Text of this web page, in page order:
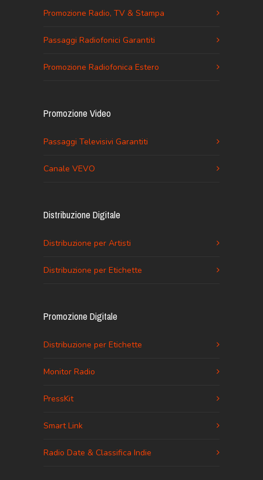
Promozione Radio, TV & Stampa
Passaggi Radiofonici Garantiti
Promozione Radiofonica Estero
Promozione Video
Passaggi Televisivi Garantiti
Canale VEVO
Distribuzione Digitale
Distribuzione per Artisti
Distribuzione per Etichette
Promozione Digitale
Distribuzione per Etichette
Monitor Radio
PressKit
Smart Link
Radio Date & Classifica Indie